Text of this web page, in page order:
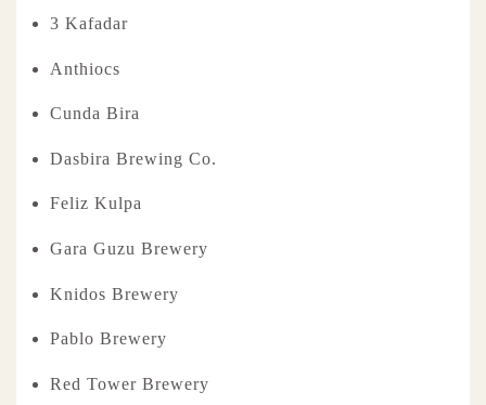
3 Kafadar
Anthiocs
Cunda Bira
Dasbira Brewing Co.
Feliz Kulpa
Gara Guzu Brewery
Knidos Brewery
Pablo Brewery
Red Tower Brewery